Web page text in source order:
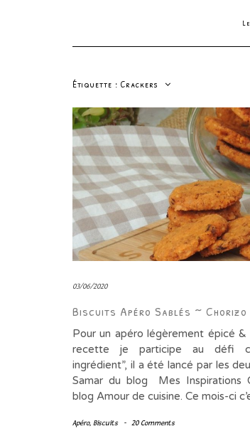
Étiquette : Crackers
03/06/2020
Biscuits Apéro Sablés ~ Chorizo
Pour un apéro légèrement épicé
recette je participe au défi
ingrédient”, il a été lancé par les
Samar du blog Mes Inspirations
blog Amour de cuisine. Ce mois-ci
Apéro, Biscuits - 20 Comments